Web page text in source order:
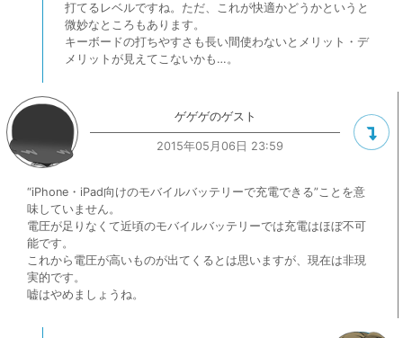
打てるレベルですね。ただ、これが快適かどうかというと
微妙なところもあります。
キーボードの打ちやすさも長い間使わないとメリット・デ
メリットが見えてこないかも…。
ゲゲゲのゲスト
2015年05月06日 23:59
“iPhone・iPad向けのモバイルバッテリーで充電できる”ことを意
味していません。
電圧が足りなくて近頃のモバイルバッテリーでは充電はほぼ不可
能です。
これから電圧が高いものが出てくるとは思いますが、現在は非現
実的です。
嘘はやめましょうね。